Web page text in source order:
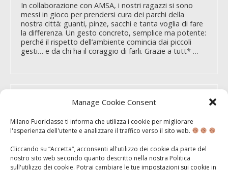
Manage Cookie Consent
Milano Fuoriclasse ti informa che utilizza i cookie per migliorare
l'esperienza dell'utente e analizzare il traffico verso il sito web.
Cliccando su “Accetta“, acconsenti all'utilizzo dei cookie da parte del
nostro sito web secondo quanto descritto nella nostra Politica
sull'utilizzo dei cookie. Potrai cambiare le tue impostazioni sui cookie in
In collaborazione con AMSA, i nostri ragazzi si sono
messi in gioco per prendersi cura dei parchi della
nostra città: guanti, pinze, sacchi e tanta voglia di fare
la differenza. Un gesto concreto, semplice ma potente:
perché il rispetto dell’ambiente comincia dai piccoli
gesti… e da chi ha il coraggio di farli. Grazie a tutt* …
NOWALLS: ABBATTERE I
PREGIUDIZI PER
COSTRUIRE INCLUSIONE
AGO 22, 2025